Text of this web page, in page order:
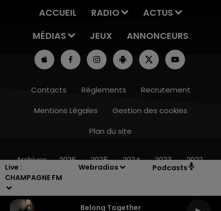
Live :
CHAMPAGNE FM
Webradios Podcasts
Belong Together
LE BEST OF DE LA FAMILLE CHAMPAGNE
ACCUEIL RADIO
ACTUS
MÉDIAS
JEUX ANNONCEURS
Contacts Règlements
Recrutement
Mentions Légales
Gestion des cookies
Plan du site
Archives 2026 2025 2024 2023 2022